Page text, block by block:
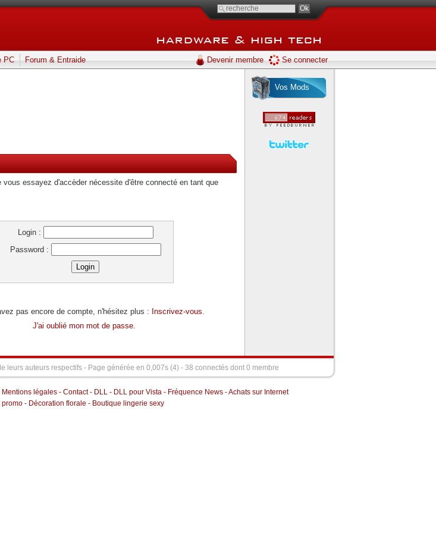
PC Forum & Entraide
Ok
Devenir membre Se connecter
vous essayez d'accèder nécessite d'être connecté en tant que
Login :
Password :
pas encore de compte, n'hésitez plus : Inscrivez-vous.
J'ai oublié mon mot de passe.
Vos Mods
leurs auteurs respectifs - Page générée en 0,007s (4) - 38 connectés dont 0 membre
Mentions légales- Contact- DLL- DLL pour Vista- Fréquence News-Achats sur Internet
promo - Décoration florale - Boutique lingerie sexy